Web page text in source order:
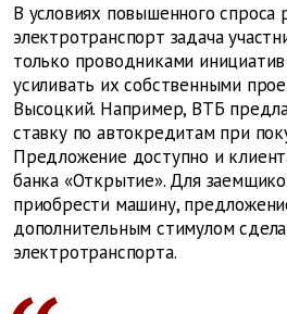
В условиях повышенного спроса
электротранспорт задача
только проводниками
усиливать их собственными
Высоцкий. Например, ВТБ
ставку по автокредитам при
Предложение доступно и
банка «Открытие». Для
приобрести машину,
дополнительным стимулом
электротранспорта.